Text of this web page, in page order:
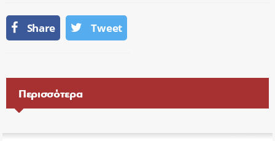
Share Tweet
Περισσότερα